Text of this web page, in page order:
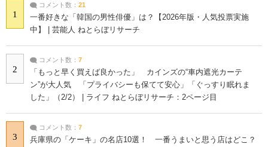
1
コメント数： 21
一番好きな「韓国の男性俳優」は？【2026年版・人気投票実施
中】 | 芸能人 ねとらぼリサーチ
2
コメント数： 7
「もっと早く買えば良かった」 カインズの“車内遮光カーテ
ン”が大人気 「プライバシーも保てて安心」「ぐっすり眠れま
した」（2/2） | ライフ ねとらぼリサーチ：2ページ目
3
コメント数： 7
兵庫県の「ケーキ」の名店10選！ 一番うまいと思う店はどこ？